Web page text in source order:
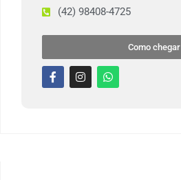
(42) 98408-4725
Como chegar